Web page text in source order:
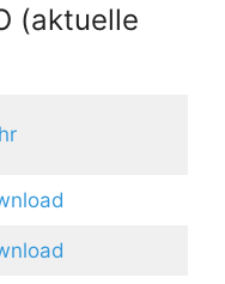
(aktuelle